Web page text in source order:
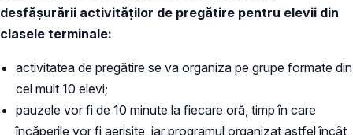
desfășurării activităților de pregătire pentru elevii din
clasele terminale:
activitatea de pregătire se va organiza pe grupe formate din
cel mult 10 elevi;
pauzele vor fi de 10 minute la fiecare oră, timp în care
încăperile vor fi aerisite, iar programul organizat astfel încât,